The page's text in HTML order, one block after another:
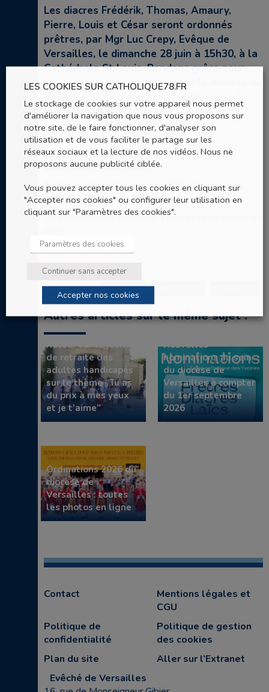
Les diacres Frédérik, Thomas, Amaury,
Pierre, Louis et César seront ordonnés
prêtres, par Mgr Luc Crepy, Evêque de
Versailles, le dimanche 28 juin à 15h30, à la
Cathédrale St Louis. Rendons grâce pour
ces nouvelles ordinations pour le diocèse de
Versailles. Découvrez leurs interviews à
quelques semaines de leurs ordinations.
Découvrez nos 6 futurs prêtres en interviews,
publiés au fur et à mesure
En ligne actuellement, les ITW des diacres
Frédérik, Thomas et Amaury.
Très bientôt ceux de Pierre, Louis et César seront en
TWITTER
Autres articles sur le même sujet :
Retour sur la journée
de retraite des
adultes handicapés
sur le thème “Tu as
du prix à mes yeux
et je t’aime”
Nouvelles
nominations au sein
du diocèse de
Versailles à compter
du 1er septembre
2026
Ordinations 2026 du
diocèse de
Versailles : toutes
les photos en ligne
Contact
Mentions légales et
CGU
Politique de
confidentialité
Politique de gestion
des cookies
Plan du site
Aller sur l’Extranet
Evêché de Versailles
LES COOKIES SUR CATHOLIQUE78.FR
Le stockage de cookies sur votre appareil nous permet
d'améliorer la navigation que nous vous proposons sur
notre site, de le faire fonctionner, d'analyser son
utilisation et de vous faciliter le partage sur les
réseaux sociaux et la lecture de nos vidéos. Nous ne
proposons aucune publicité ciblée.
Vous pouvez accepter tous les cookies en cliquant sur
"Accepter nos cookies" ou configurer leur utilisation en
cliquant sur "Paramètres des cookies".
Paramètres des cookies
Continuer sans accepter
Accepter nos cookies